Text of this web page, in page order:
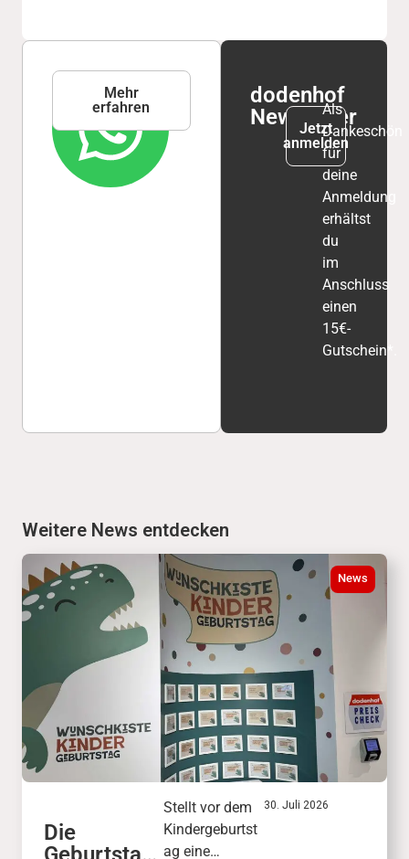
WhatsApp
Service
Mehr
erfahren
dodenhof
Newsletter
Jetzt
anmelden
Als
Dankeschön
für
deine
Anmeldung
erhältst
du
im
Anschluss
einen
15€-
Gutschein*.
Weitere News entdecken
News
Die
Stellt vor dem
Kindergeburtst
ag eine
30. Juli 2026